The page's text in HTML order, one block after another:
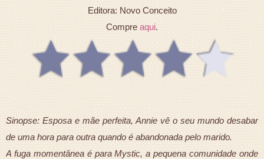
Editora: Novo Conceito
Compreaqui.
Sinopse: Esposa e mãe perfeita, Annie vê o seu mundo desabar
de uma hora para outra quando é abandonada pelo marido.
A fuga momentânea é para Mystic, a pequena comunidade onde